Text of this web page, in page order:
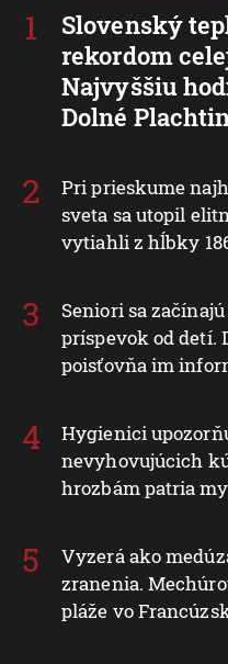
Slovenský
rekordom
Najvyššiu
Dolné
Pri prieskume
sveta sa utopil
vytiahli z hĺbky
Seniori sa
príspevok od detí.
poisťovňa im
Hygienici
nevyhovujúcich
hrozbám patria
Vyzerá ako
zranenia.
pláže vo